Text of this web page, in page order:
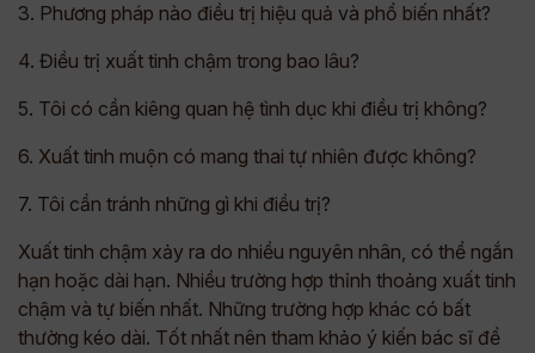
3. Phương pháp nào điều trị hiệu quả và phổ biến nhất?
4. Điều trị xuất tinh chậm trong bao lâu?
5. Tôi có cần kiêng quan hệ tình dục khi điều trị không?
6. Xuất tinh muộn có mang thai tự nhiên được không?
7. Tôi cần tránh những gì khi điều trị?
Xuất tinh chậm xảy ra do nhiều nguyên nhân, có thể ngắn
hạn hoặc dài hạn. Nhiều trường hợp thỉnh thoảng xuất tinh
chậm và tự biến nhất. Những trường hợp khác có bất
thường kéo dài. Tốt nhất nên tham khảo ý kiến bác sĩ để